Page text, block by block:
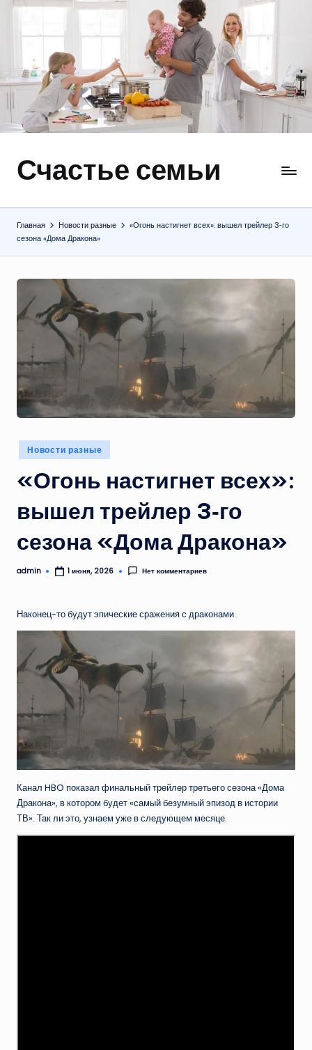
содержимому
Счастье семьи
Быт,
отношения
Главная Новости разные
«Огонь настигнет всех»: вышел трейлер 3‑го
сезона «Дома Дракона»
Опубликовано
в
Новости разные
«Огонь настигнет всех»:
вышел трейлер 3‑го
сезона «Дома Дракона»
Запись
admin 1 июня, 2026 Нет комментариев
Наконец-то будут эпические сражения с драконами.
Канал HBO показал финальный трейлер третьего сезона «Дома
Дракона», в котором будет «самый безумный эпизод в истории
ТВ». Так ли это, узнаем уже в следующем месяце.